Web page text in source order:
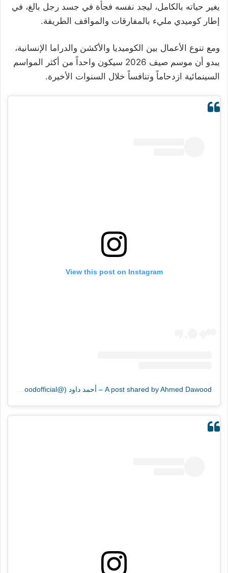
يغير حياته بالكامل، ليجد نفسه فجأة في جسد رجل بالغ، في
إطار كوميدي مليء بالمفارقات والمواقف الطريفة.
ومع تنوع الأعمال بين الكوميديا والأكشن والدراما الإنسانية،
يبدو أن موسم صيف 2026 سيكون واحداً من أكثر المواسم
السينمائية ازدحاماً وتنافساً خلال السنوات الأخيرة.
View this post on Instagram